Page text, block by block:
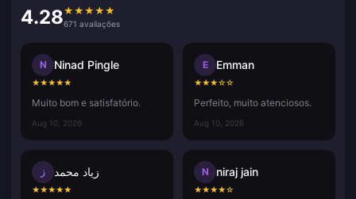
4.28★ ★ ★ ★ ★
671 avaliações
N Ninad Pingle
★★★★★
Muito bom e satisfatório.
Aug 10, 2026
E Emman
★★★☆☆
Perfeito, muito atenciosos.
Aug 10, 2026
ز زياد محمد
★★★★★
N niraj jain
★★★★☆